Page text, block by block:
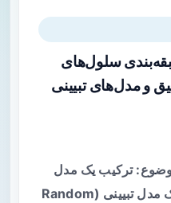
سلول‌های
و مدل‌های تبیینی
ترکیب یک مدل
یادگیری عمیق (YOLO) با یک مدل تبیینی (Random